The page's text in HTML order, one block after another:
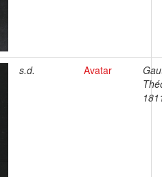
s.d. Avatar